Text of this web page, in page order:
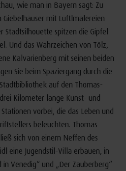
wie man in Bayern sagt: Zu
Giebelhäuser mit Lüftlmalereien
Stadtsilhouette spitzen die Gipfel
Und das Wahrzeichen von Tölz,
Kalvarienberg mit seinen beiden
Sie beim Spaziergang durch die
auf den Thomas-
Kilometer lange Kunst- und
vorbei, die das Leben und
beleuchten. Thomas
sich von einem Neffen des
eine Jugendstil-Villa erbauen, in
Venedig“ und „Der Zauberberg“